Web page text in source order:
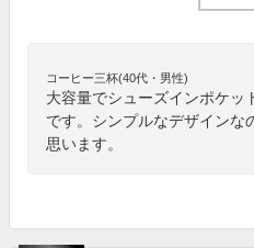
コーヒー三杯(40代・男性)
大容量でシューズインポケッ
です。シンプルなデザインな
思います。